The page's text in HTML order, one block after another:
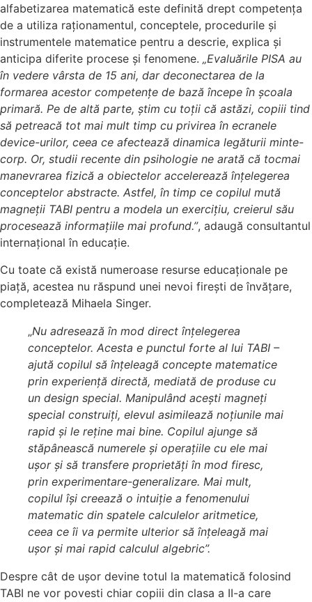
alfabetizarea matematică este definită drept competența
de a utiliza raționamentul, conceptele, procedurile și
instrumentele matematice pentru a descrie, explica și
anticipa diferite procese și fenomene. „Evaluările PISA au
în vedere vârsta de 15 ani, dar deconectarea de la
formarea acestor competențe de bază începe în școala
primară. Pe de altă parte, știm cu toții că astăzi, copiii tind
să petreacă tot mai mult timp cu privirea în ecranele
device-urilor, ceea ce afectează dinamica legăturii minte-
corp. Or, studii recente din psihologie ne arată că tocmai
manevrarea fizică a obiectelor accelerează înțelegerea
conceptelor abstracte. Astfel, în timp ce copilul mută
magneții TABI pentru a modela un exercițiu, creierul său
procesează informațiile mai profund.”, adaugă consultantul
internațional în educație.
Cu toate că există numeroase resurse educaționale pe
piață, acestea nu răspund unei nevoi firești de învățare,
completează Mihaela Singer.
„Nu adresează în mod direct înțelegerea
conceptelor. Acesta e punctul forte al lui TABI –
ajută copilul să înțeleagă concepte matematice
prin experiență directă, mediată de produse cu
un design special. Manipulând acești magneți
special construiți, elevul asimilează noțiunile mai
rapid și le reține mai bine. Copilul ajunge să
stăpânească numerele și operațiile cu ele mai
ușor și să transfere proprietăți în mod firesc,
prin experimentare-generalizare. Mai mult,
copilul își creează o intuiție a fenomenului
matematic din spatele calculelor aritmetice,
ceea ce îi va permite ulterior să înțeleagă mai
ușor și mai rapid calculul algebric”.
Despre cât de ușor devine totul la matematică folosind
TABI ne vor povesti chiar copiii din clasa a II-a care